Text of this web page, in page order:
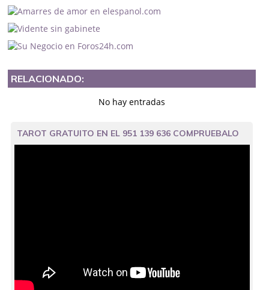
RELACIONADO:
No hay entradas
TAROT GRATUITO EN EL 951 139 636 COMPRUEBALO